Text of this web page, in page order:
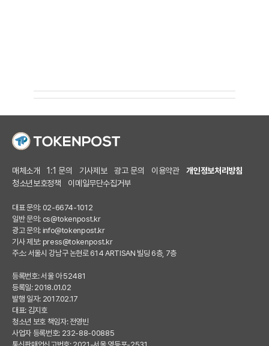
매체소개 1:1 문의 기사제보 광고 문의 이용약관
개인정보처리방침
청소년보호정책
이메일무단수집거부
대표 문의: 02-6674-1012
일반 문의: cs@tokenpost.kr
광고 문의: info@tokenpost.kr
기사 제보: press@tokenpost.kr
주소: 서울시 강남구 논현로 614 ARTISAN 빌딩 6층, 7층
등록번호: 서울 아 52481
등록일: 2018.01.02
발행 일자: 2017.02.17
대표: 김지호
청소년 보호 책임자: 전영빈
사업자 등록번호: 232-88-00885